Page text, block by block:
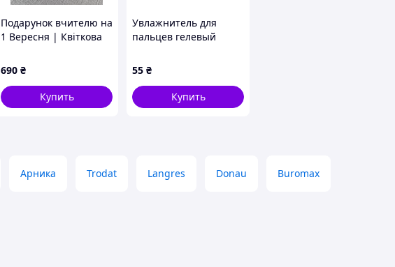
Подарунок вчителю на
1 Вересня | Квіткова
| Подарунок до школи
| 1 вересня | Букет на
1 Вересня
690 ₴
Купить
Увлажнитель для
пальцев гелевый
55 ₴
Купить
Арника Trodat Langres Donau Buromax